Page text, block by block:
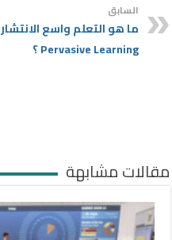
السابق
ما هو التعلم واسع الانتشار
Pervasive Learning ؟
مقالات مشابهة